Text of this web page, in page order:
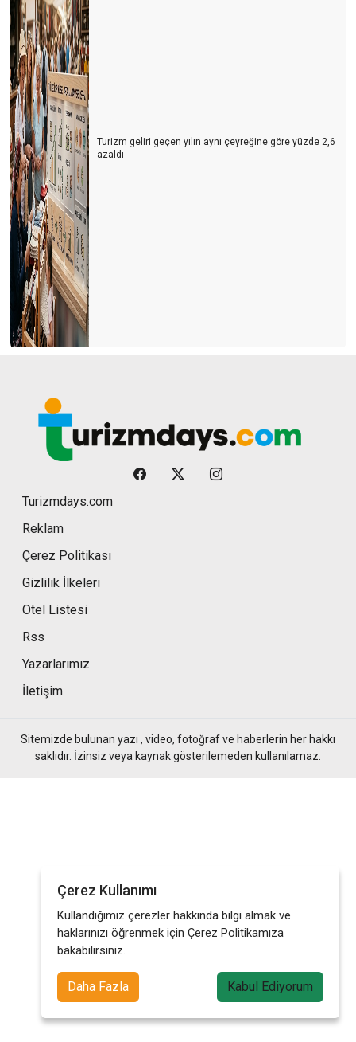
Turizm geliri geçen yılın aynı çeyreğine göre yüzde 2,6
azaldı
Turizmdays.com
Reklam
Çerez Politikası
Gizlilik İlkeleri
Otel Listesi
Rss
Yazarlarımız
İletişim
Sitemizde bulunan yazı , video, fotoğraf ve haberlerin her hakkı
saklıdır. İzinsiz veya kaynak gösterilemeden kullanılamaz.
Çerez Kullanımı
Kullandığımız çerezler hakkında bilgi almak ve
haklarınızı öğrenmek için Çerez Politikamıza
bakabilirsiniz.
Daha Fazla Kabul Ediyorum